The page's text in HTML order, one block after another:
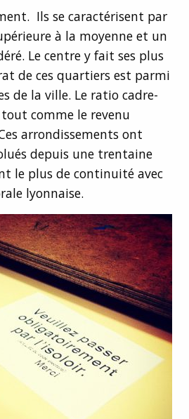
Ils se caractérisent par
à la moyenne et un
Le centre y fait ses plus
de ces quartiers est parmi
de la ville. Le ratio cadre-
comme le revenu
arrondissements ont
depuis une trentaine
le plus de continuité avec
lyonnaise.